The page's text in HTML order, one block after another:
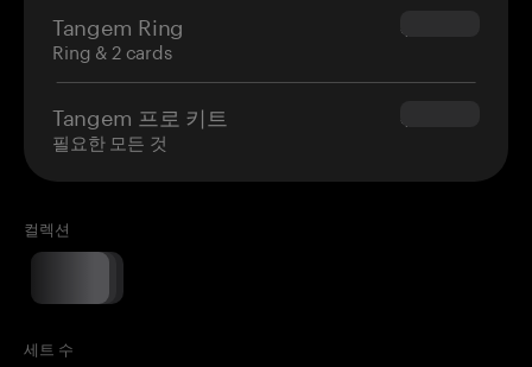
Tangem Ring
Ring & 2 cards
$160.00
Tangem 프로 키트
필요한 모든 것
$180.00
컬렉션
세트 수